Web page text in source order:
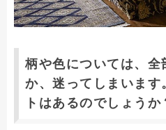
柄や色については、全
か、迷ってしまいます
トはあるのでしょうか